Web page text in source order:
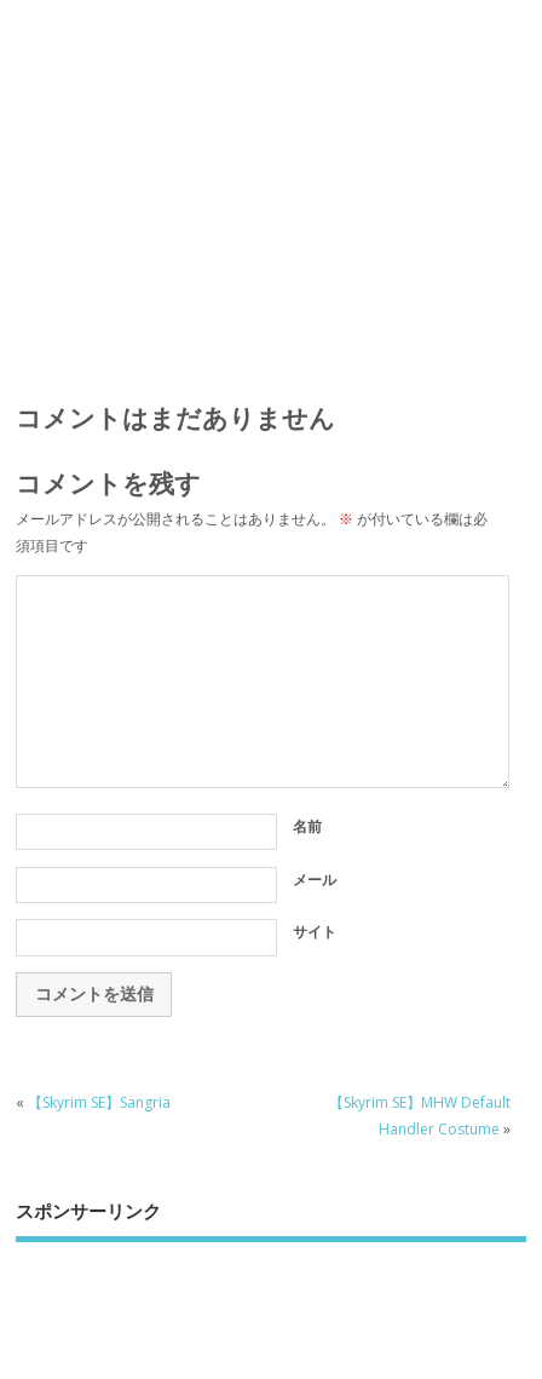
コメントはまだありません
コメントを残す
メールアドレスが公開されることはありません。 ※ が付いている欄は必
須項目です
名前
メール
サイト
« 【Skyrim SE】Sangria
【Skyrim SE】MHW Default
Handler Costume »
スポンサーリンク